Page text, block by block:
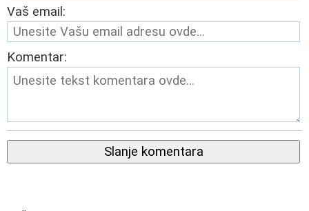
Vaš email:
Komentar:
Slanje komentara